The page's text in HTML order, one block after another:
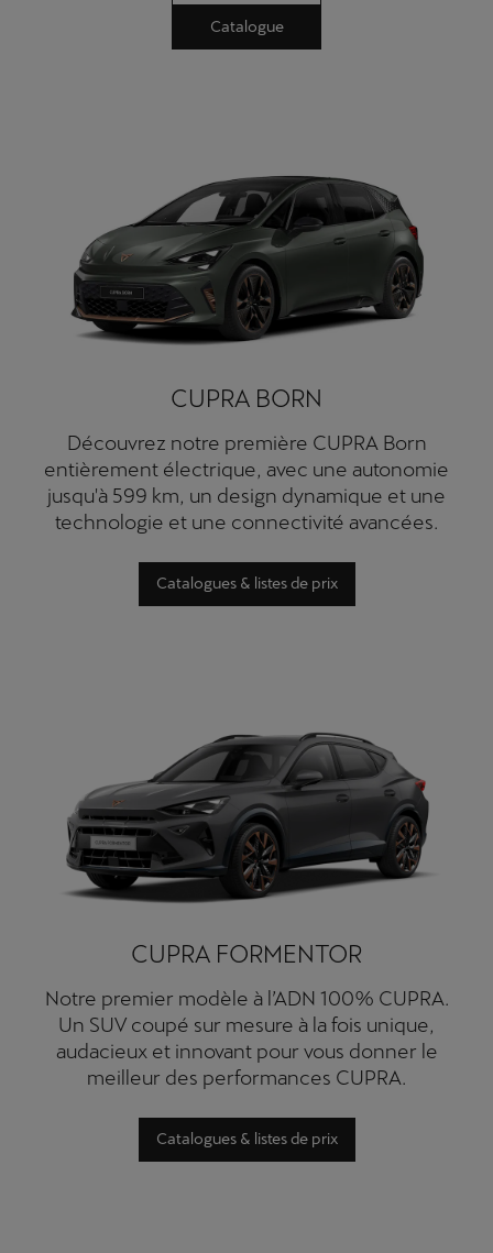
Catalogue
CUPRA BORN
Découvrez notre première CUPRA Born
entièrement électrique, avec une autonomie
jusqu'à 599 km, un design dynamique et une
technologie et une connectivité avancées.
Catalogues & listes de prix
CUPRA FORMENTOR
Notre premier modèle à l’ADN 100% CUPRA.
Un SUV coupé sur mesure à la fois unique,
audacieux et innovant pour vous donner le
meilleur des performances CUPRA.
Catalogues & listes de prix